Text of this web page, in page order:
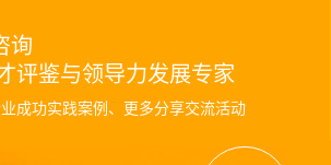
询
评鉴与领导力发展专家
成功实践案例、更多分享交流活动